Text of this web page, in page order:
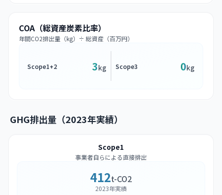
COA（総資産炭素比率）
年間CO2排出量（kg）÷ 総資産（百万円）
Scope1+2 3kg Scope3 0kg
GHG排出量（2023年実績）
Scope1
事業者自らによる直接排出
412t-CO2
2023年実績